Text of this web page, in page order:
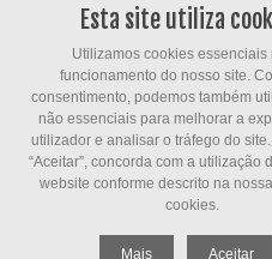
HORÁRIO
FACEBOOK
ESPECIAIS
KunhaInformtica.
Esta site utiliza
Utilizamos cookies essenciais
funcionamento do nosso site.
consentimento, podemos também
não essenciais para melhorar a
utilizador e analisar o tráfego do
“Aceitar”, concorda com a utilização
website conforme descrito na nossa
cookies.
Mais Aceitar